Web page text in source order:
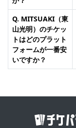
Q. MITSUAKI（東
山光明）のチケッ
トはどのプラット
フォームが一番安
いですか？